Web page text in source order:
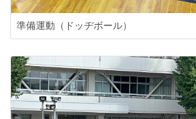
準備運動（ドッヂボール）